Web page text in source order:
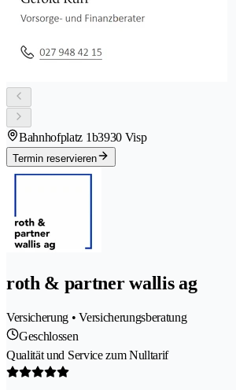
Bahnhofplatz 1b3930 Visp
Termin reservieren
roth & partner wallis ag
Versicherung • Versicherungsberatung
Geschlossen
Qualität und Service zum Nulltarif